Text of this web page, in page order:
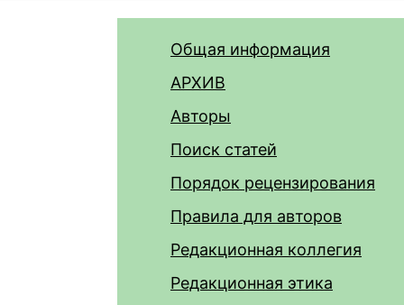
Общая информация
АРХИВ
Авторы
Поиск статей
Порядок рецензирования
Правила для авторов
Редакционная коллегия
Редакционная этика